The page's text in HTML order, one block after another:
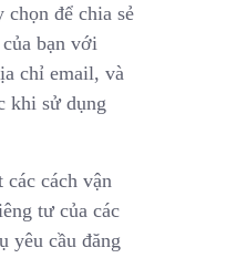
chọn để chia sẻ
bạn với
chỉ email, và
khi sử dụng
cách vận
tư của các
yêu cầu đăng